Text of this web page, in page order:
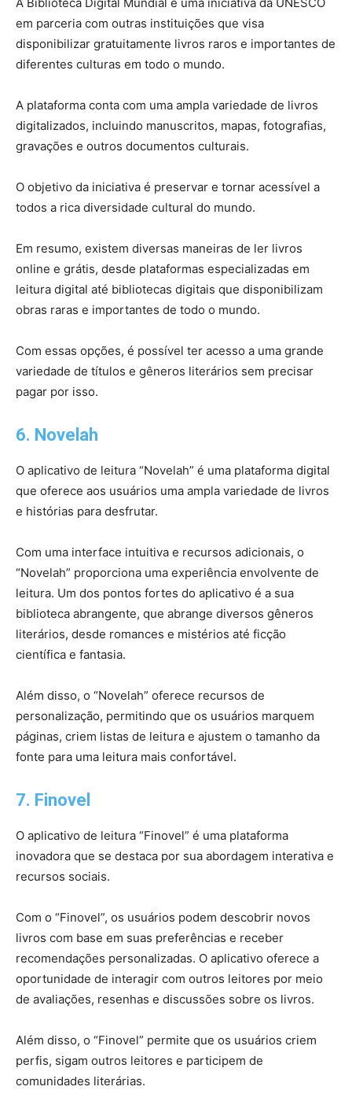
em parceria com outras instituições que visa
disponibilizar gratuitamente livros raros e importantes de
diferentes culturas em todo o mundo.
A plataforma conta com uma ampla variedade de livros
digitalizados, incluindo manuscritos, mapas, fotografias,
gravações e outros documentos culturais.
O objetivo da iniciativa é preservar e tornar acessível a
todos a rica diversidade cultural do mundo.
Em resumo, existem diversas maneiras de ler livros
online e grátis, desde plataformas especializadas em
leitura digital até bibliotecas digitais que disponibilizam
obras raras e importantes de todo o mundo.
Com essas opções, é possível ter acesso a uma grande
variedade de títulos e gêneros literários sem precisar
pagar por isso.
6. Novelah
O aplicativo de leitura “Novelah” é uma plataforma digital
que oferece aos usuários uma ampla variedade de livros
e histórias para desfrutar.
Com uma interface intuitiva e recursos adicionais, o
“Novelah” proporciona uma experiência envolvente de
leitura. Um dos pontos fortes do aplicativo é a sua
biblioteca abrangente, que abrange diversos gêneros
literários, desde romances e mistérios até ficção
científica e fantasia.
Além disso, o “Novelah” oferece recursos de
personalização, permitindo que os usuários marquem
páginas, criem listas de leitura e ajustem o tamanho da
fonte para uma leitura mais confortável.
7. Finovel
O aplicativo de leitura “Finovel” é uma plataforma
inovadora que se destaca por sua abordagem interativa e
recursos sociais.
Com o “Finovel”, os usuários podem descobrir novos
livros com base em suas preferências e receber
recomendações personalizadas. O aplicativo oferece a
oportunidade de interagir com outros leitores por meio
de avaliações, resenhas e discussões sobre os livros.
Além disso, o “Finovel” permite que os usuários criem
perfis, sigam outros leitores e participem de
comunidades literárias.